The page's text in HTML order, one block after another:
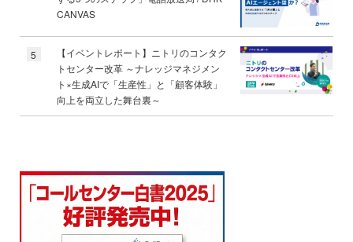
CANVAS
5
【イベントレポート】ニトリのコンタク
トセンター改革 ～ナレッジマネジメン
ト×生成AIで「生産性」と「顧客体験」
向上を両立した舞台裏～